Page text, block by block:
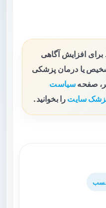
افزایش آگاهی
یا درمان پزشکی
صفحه سیاست
سایت را بخوانید.